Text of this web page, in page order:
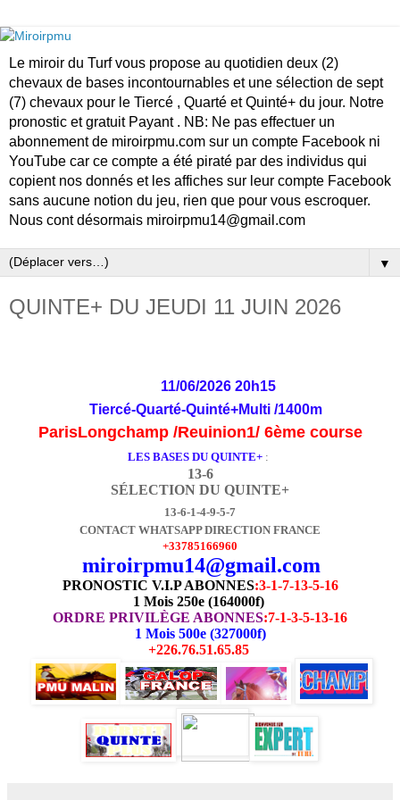
Le miroir du Turf vous propose au quotidien deux (2)
chevaux de bases incontournables et une sélection de sept
(7) chevaux pour le Tiercé , Quarté et Quinté+ du jour. Notre
pronostic et gratuit Payant . NB: Ne pas effectuer un
abonnement de miroirpmu.com sur un compte Facebook ni
YouTube car ce compte a été piraté par des individus qui
copient nos donnés et les affiches sur leur compte Facebook
sans aucune notion du jeu, rien que pour vous escroquer.
Nous cont désormais miroirpmu14@gmail.com
▼
QUINTE+ DU JEUDI 11 JUIN 2026
11/06/2026 20h15
Tiercé-Quarté-Quinté+Multi /1400m
ParisLongchamp /Reuinion1/ 6ème course
LES BASES DU QUINTE+ :
13-6
SÉLECTION DU QUINTE+
13-6-1-4-9-5-7
CONTACT WHATSAPP DIRECTION FRANCE
+33785166960
miroirpmu14@gmail.com
PRONOSTIC V.I.P ABONNES:3-1-7-13-5-16
1 Mois 250e (164000f)
ORDRE PRIVILÈGE ABONNES:7-1-3-5-13-16
1 Mois 500e (327000f)
+226.76.51.65.85